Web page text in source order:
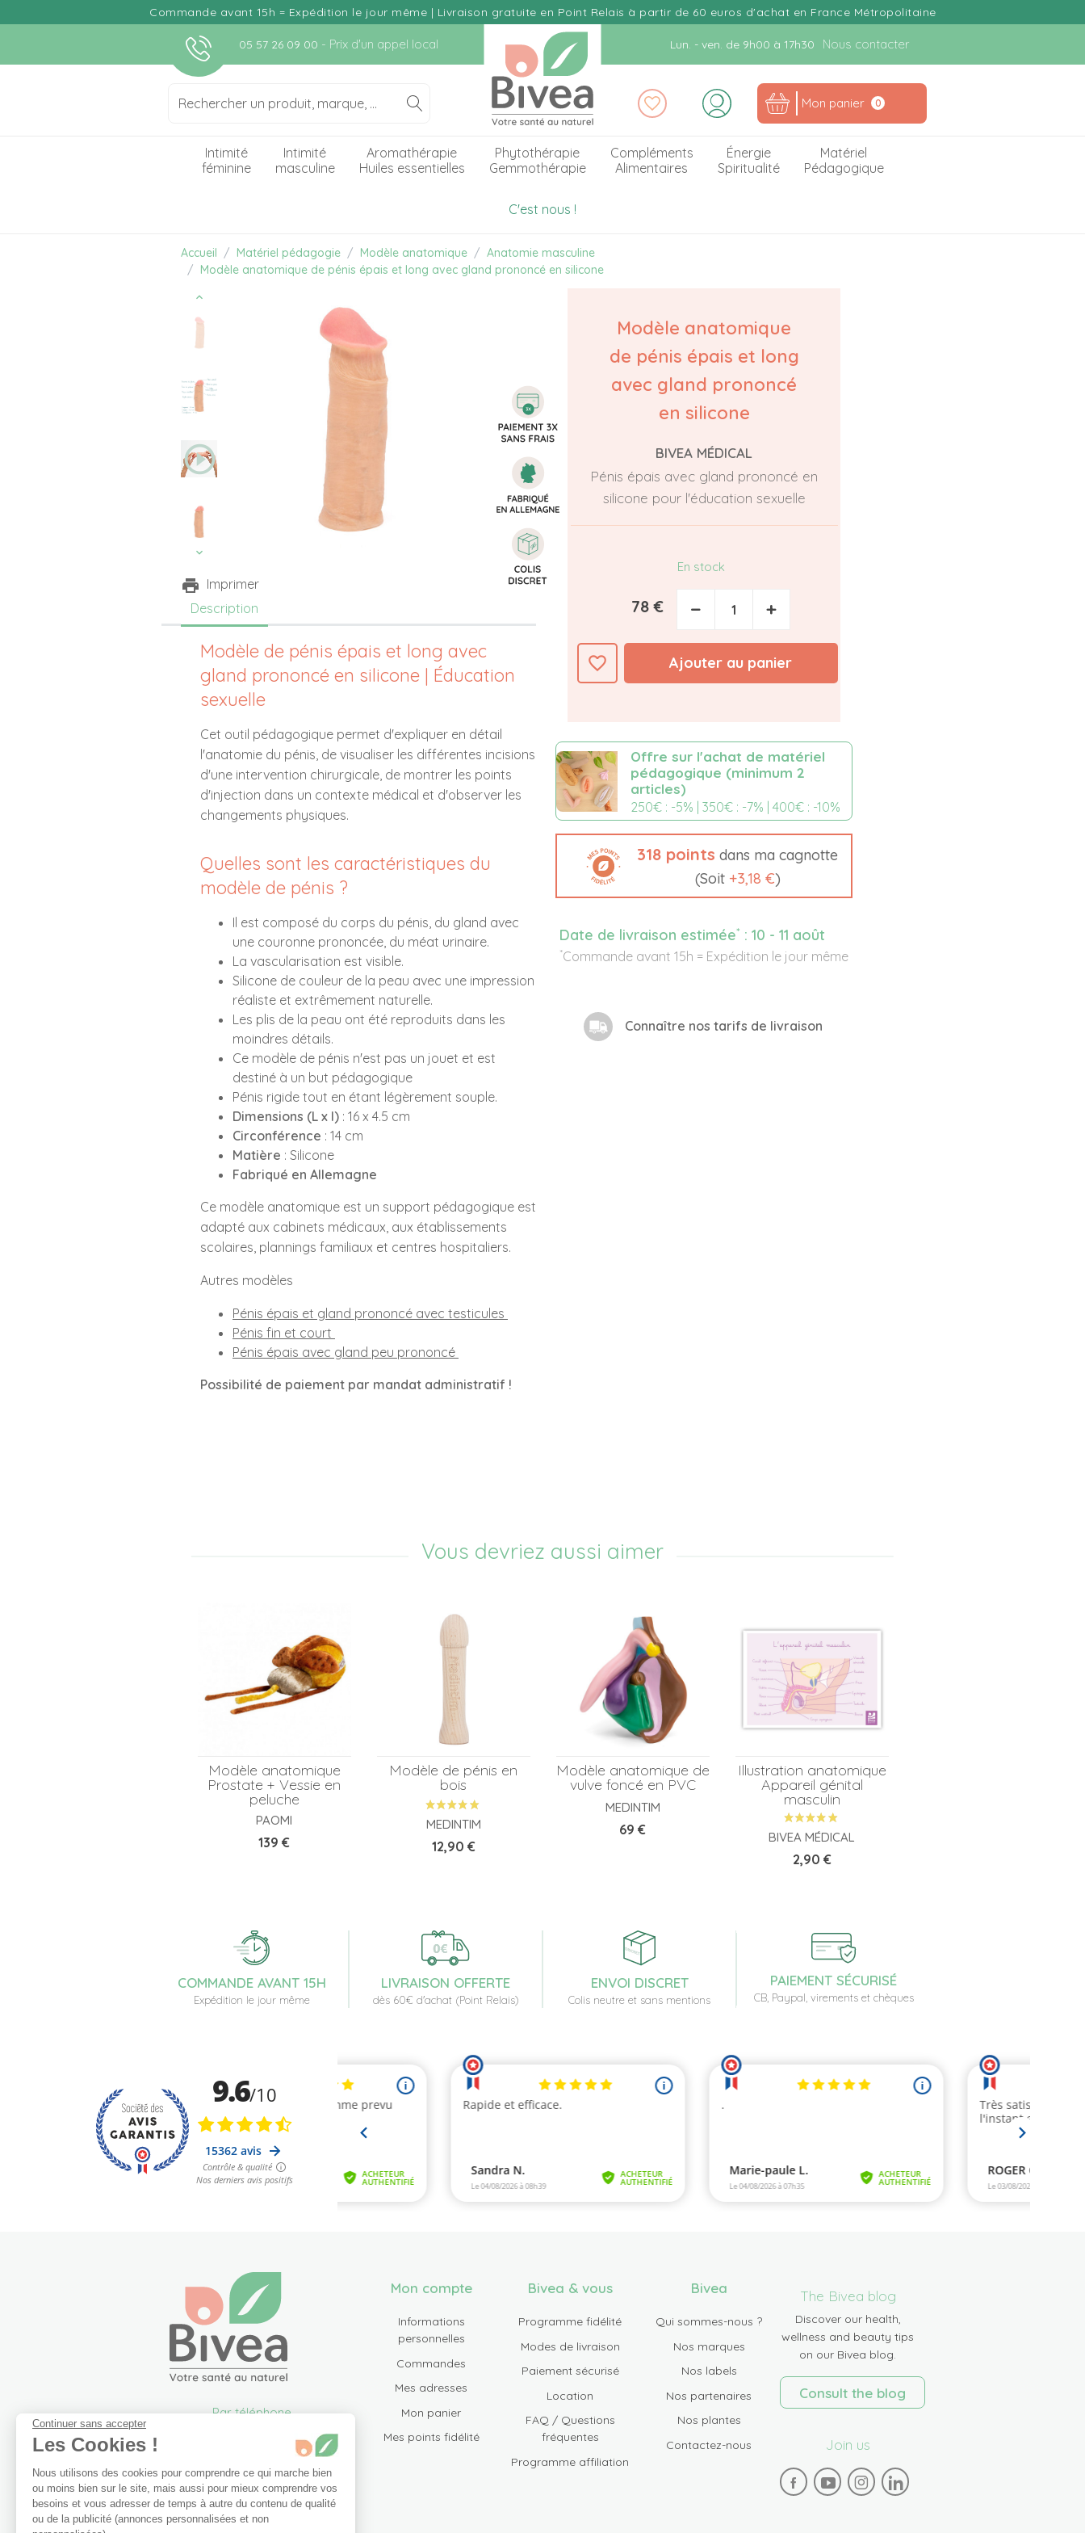
Commande avant 15h = Expédition le jour même | Livraison gratuite en Point Relais à partir de 60 euros d'achat en France Métropolitaine
05 57 26 09 00 - Prix d'un appel local Lun. - ven. de 9h00 à 17h30 Nous contacter
Mon panier 0
Intimité
féminine
Intimité
masculine
Aromathérapie
Huiles essentielles
Phytothérapie
Gemmothérapie
Compléments
Alimentaires
Énergie
Spiritualité
Matériel
Pédagogique
C'est nous !
Accueil Matériel pédagogie Modèle anatomique
Anatomie masculine
Modèle anatomique de pénis épais et long avec gland prononcé en silicone
play_circle_outline
play_circle_outline
play_circle_outline
Imprimer
Modèle anatomique
de pénis épais et long
avec gland prononcé
en silicone
BIVEA MÉDICAL
Pénis épais avec gland prononcé en
silicone pour l'éducation sexuelle
En stock
78 € − +
favorite_border Ajouter au panier
Offre sur l'achat de matériel
pédagogique (minimum 2
articles)
250€ : -5% | 350€ : -7% | 400€ : -10%
318 points dans ma cagnotte
(Soit +3,18 €)
Date de livraison estimée* : 10 - 11 août
*Commande avant 15h = Expédition le jour même
Connaître nos tarifs de livraison
Description
Modèle de pénis épais et long avec
gland prononcé en silicone | Éducation
sexuelle
Cet outil pédagogique permet d'expliquer en détail
l'anatomie du pénis, de visualiser les différentes incisions
d'une intervention chirurgicale, de montrer les points
d'injection dans un contexte médical et d'observer les
changements physiques.
Quelles sont les caractéristiques du
modèle de pénis ?
Il est composé du corps du pénis, du gland avec
une couronne prononcée, du méat urinaire.
La vascularisation est visible.
Silicone de couleur de la peau avec une impression
réaliste et extrêmement naturelle.
Les plis de la peau ont été reproduits dans les
moindres détails.
Ce modèle de pénis n'est pas un jouet et est
destiné à un but pédagogique
Pénis rigide tout en étant légèrement souple.
Dimensions (L x l) : 16 x 4.5 cm
Circonférence : 14 cm
Matière : Silicone
Fabriqué en Allemagne
Ce modèle anatomique est un support pédagogique est
adapté aux cabinets médicaux, aux établissements
scolaires, plannings familiaux et centres hospitaliers.
Autres modèles
Pénis épais et gland prononcé avec testicules
Pénis fin et court
Pénis épais avec gland peu prononcé
Possibilité de paiement par mandat administratif !
Vous devriez aussi aimer
Modèle anatomique
Prostate + Vessie en
peluche
PAOMI
Prix
139 €
Modèle de pénis en
bois
MEDINTIM
Prix
12,90 €
Modèle anatomique de
vulve foncé en PVC
MEDINTIM
Prix
69 €
Illustration anatomique
Appareil génital
masculin
BIVEA MÉDICAL
Prix
2,90 €
COMMANDE AVANT 15H
Expédition le jour même
LIVRAISON OFFERTE
dès 60€ d'achat (Point Relais)
ENVOI DISCRET
Colis neutre et sans mentions
PAIEMENT SÉCURISÉ
CB, Paypal, virements et chèques
Par téléphone
info@bivea.com
6 rue du Solarium
33170 Gradignan
France Métropolitaine
Mon compte
Informations
personnelles
Commandes
Mes adresses
Mon panier
Mes points fidélité
Bivea & vous
Programme fidélité
Modes de livraison
Paiement sécurisé
Location
FAQ / Questions
fréquentes
Programme affiliation
Bivea
Qui sommes-nous ?
Nos marques
Nos labels
Nos partenaires
Nos plantes
Contactez-nous
The Bivea blog
Discover our health,
wellness and beauty tips
on our Bivea blog.
Consult the blog
Join us
Continuer sans accepter
Les Cookies !
Nous utilisons des cookies pour comprendre ce qui marche bien
ou moins bien sur le site, mais aussi pour mieux comprendre vos
besoins et vous adresser de temps à autre du contenu de qualité
ou de la publicité (annonces personnalisées et non